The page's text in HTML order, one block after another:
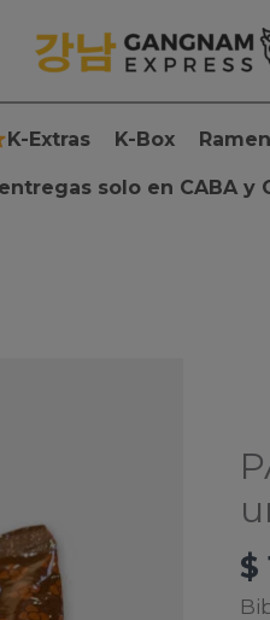
K-Extras K-Box Ramen
solo en CABA y
$